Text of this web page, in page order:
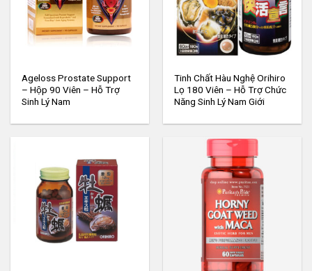
Ageloss Prostate Support
– Hộp 90 Viên – Hỗ Trợ
Sinh Lý Nam
Tinh Chất Hàu Nghệ Orihiro
Lọ 180 Viên – Hỗ Trợ Chức
Năng Sinh Lý Nam Giới